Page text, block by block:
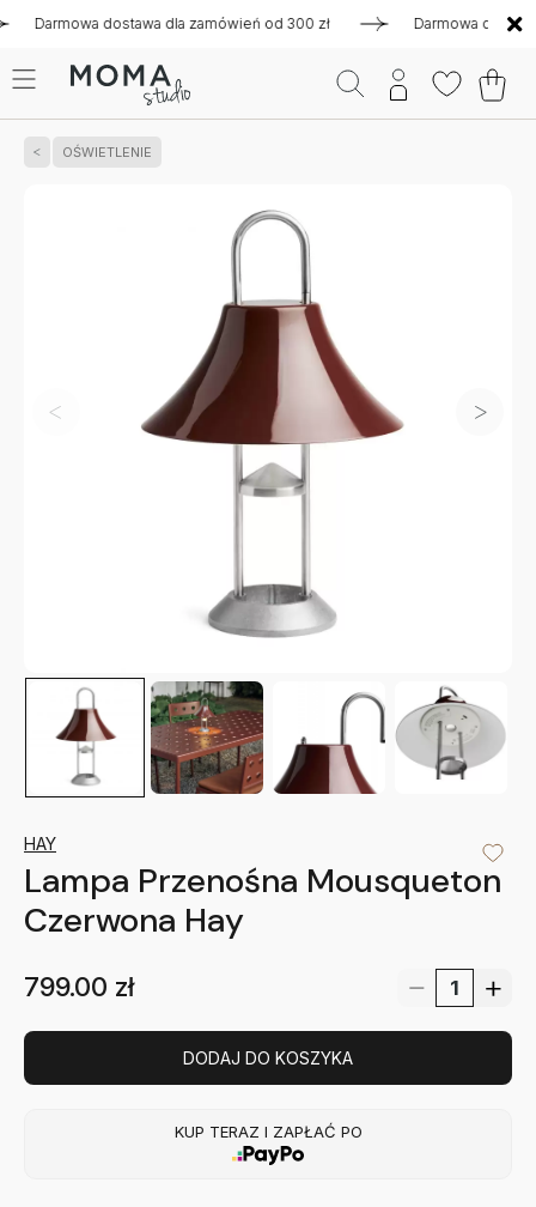
dostawa dla zamówień od 300 zł Darmowa dostawa
OŚWIETLENIE
HAY
Lampa Przenośna Mousqueton
Czerwona Hay
799.00 zł
DODAJ DO KOSZYKA
KUP TERAZ I ZAPŁAĆ PO